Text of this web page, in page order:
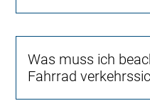
Was muss ich
Fahrrad